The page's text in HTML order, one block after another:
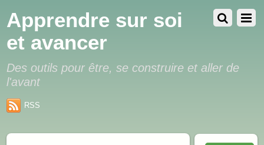
Apprendre sur soi
et avancer
Des outils pour être, se construire et aller de
l'avant
RSS